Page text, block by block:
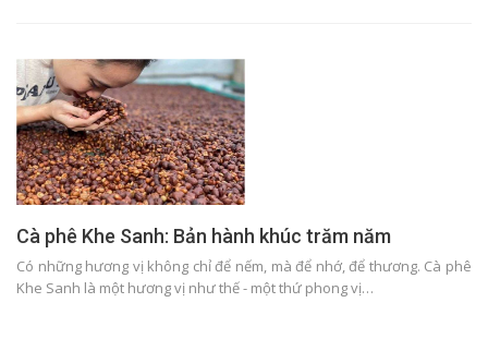
Cà phê Khe Sanh: Bản hành khúc trăm năm
Có những hương vị không chỉ để nếm, mà để nhớ, để thương. Cà phê
Khe Sanh là một hương vị như thế - một thứ phong vị…